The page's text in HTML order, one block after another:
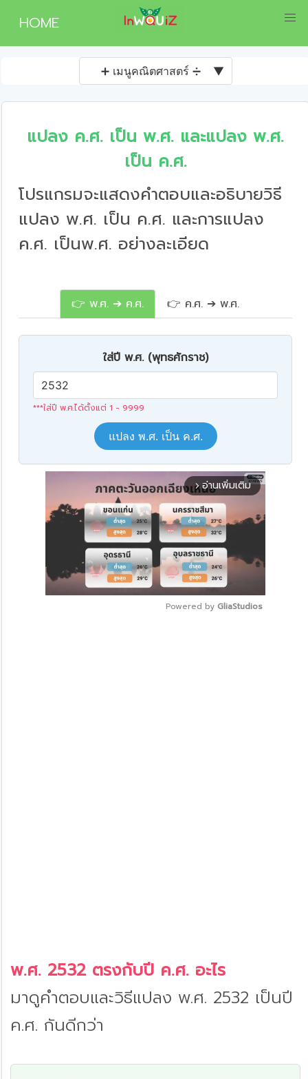
HOME
➕ เมนูคณิตศาสตร์ ➗ ▼
แปลง ค.ศ. เป็น พ.ศ. และแปลง พ.ศ.
เป็น ค.ศ.
โปรแกรมจะแสดงคำตอบและอธิบายวิธี
แปลง พ.ศ. เป็น ค.ศ. และการแปลง
ค.ศ. เป็นพ.ศ. อย่างละเอียด
👉 พ.ศ. ➔ ค.ศ. 👉 ค.ศ. ➔ พ.ศ.
ใส่ปี พ.ศ. (พุทธศักราช)
***ใส่ปี พ.ศ.ได้ตั้งแต่ 1 - 9999
แปลง พ.ศ. เป็น ค.ศ.
arrow_forward_ios อ่านเพิ่มเติม
Powered by GliaStudios
พ.ศ. 2532 ตรงกับปี ค.ศ. อะไร
มาดูคำตอบและวิธีแปลง พ.ศ. 2532 เป็นปี
ค.ศ. กันดีกว่า